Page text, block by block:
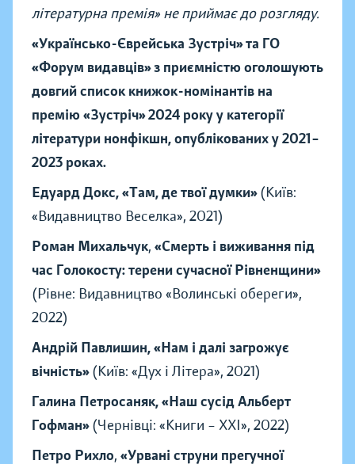
літературна премія» не приймає до розгляду.
«Українсько-Єврейська Зустріч» та ГО
«Форум видавців» з приємністю оголошують
довгий список книжок-номінантів на
премію «Зустріч» 2024 року у категорії
літератури нонфікшн, опублікованих у 2021–
2023 роках.
Едуард Докс, «Там, де твої думки»(Київ:
«Видавництво Веселка», 2021)
Роман Михальчук, «Смерть і виживання під
час Голокосту: терени сучасної Рівненщини»
(Рівне: Видавництво «Волинські обереги»,
2022)
Андрій Павлишин, «Нам і далі загрожує
вічність»(Київ: «Дух і Літера», 2021)
Галина Петросаняк, «Наш сусід Альберт
Гофман»(Чернівці: «Книги – ХХІ», 2022)
Петро Рихло, «Урвані струни прегучної